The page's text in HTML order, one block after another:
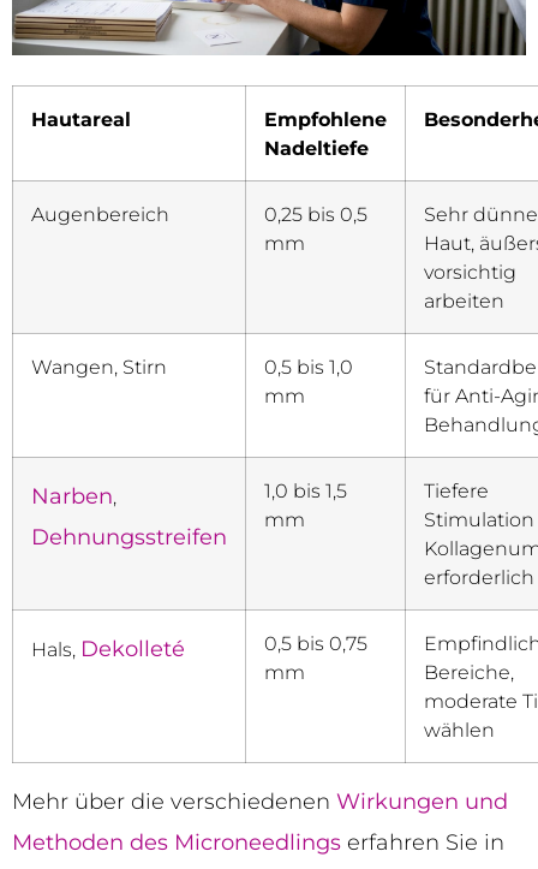
Hautareal
Empfohlene
Nadeltiefe
Augenbereich
0,25 bis 0,5
mm
Sehr dünne
Haut,
vorsichtig
arbeiten
Wangen, Stirn
0,5 bis 1,0
mm
für Anti-
Narben,
Dehnungsstreifen
1,0 bis 1,5
mm
Tiefere
erforderlich
Hals, Dekolleté
0,5 bis 0,75
mm
Bereiche,
moderate
wählen
Mehr über die verschiedenen Wirkungen und
Methoden des Microneedlings erfahren Sie in